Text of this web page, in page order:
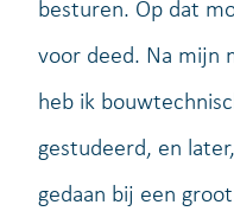
besturen. Op dat
voor deed. Na mijn
heb ik
gestudeerd, en
gedaan bij een